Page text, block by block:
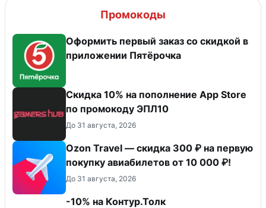
Промокоды
Оформить первый заказ со скидкой в
приложении Пятёрочка
Скидка 10% на пополнение App Store
по промокоду ЭПЛ10
До 31 августа, 2026
Ozon Travel — скидка 300 ₽ на первую
покупку авиабилетов от 10 000 ₽!
До 31 августа, 2026
-10% на Контур.Толк